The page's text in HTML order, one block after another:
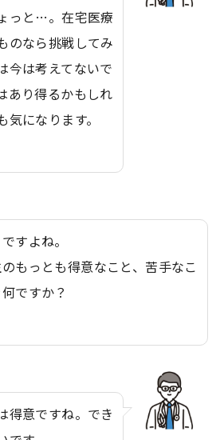
っと…。在宅医療
のなら挑戦してみ
今は考えてないで
あり得るかもしれ
になります。
すよね。
もっとも得意なこと、苦手なこ
ですか？
得意ですね。でき